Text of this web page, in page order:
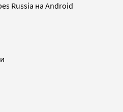
Russia на Android